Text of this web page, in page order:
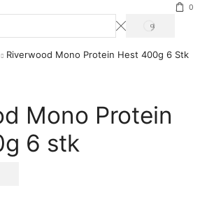
0
SØK
Riverwood Mono Protein Hest 400g 6 Stk
Mono Protein
6 stk